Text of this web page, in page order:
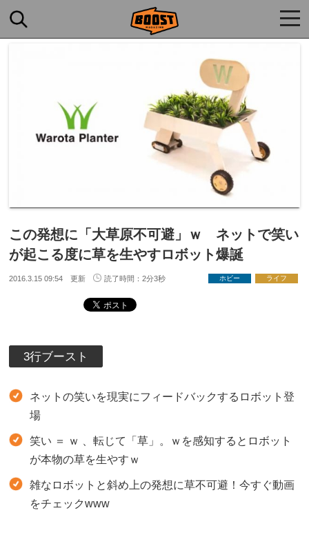
この発想に「大草原不可避」ｗ ネットで笑い
が起こる度に草を生やすロボット爆誕
2016.3.15 09:54 更新 読了時間：2分3秒 ホビー ライフ
3行ブースト
ネットの笑いを現実にフィードバックするロボット登
場
笑い ＝ ｗ 、転じて「草」。ｗを感知するとロボット
が本物の草を生やすｗ
雑なロボットと斜め上の発想に草不可避！今すぐ動画
をチェックwww